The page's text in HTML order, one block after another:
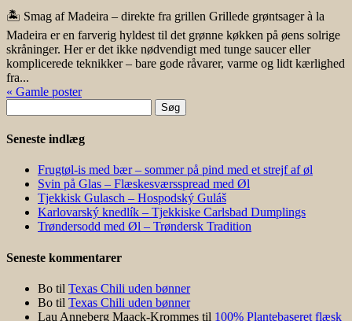
🏝️ Smag af Madeira – direkte fra grillen Grillede grøntsager à la
Madeira er en farverig hyldest til det grønne køkken på øens solrige
skråninger. Her er det ikke nødvendigt med tunge saucer eller
komplicerede teknikker – bare gode råvarer, varme og lidt kærlighed
fra...
« Gamle poster
efter:
Seneste indlæg
Frugtøl-is med bær – sommer på pind med et strejf af øl
Svin på Glas – Flæskesværsspread med Øl
Tjekkisk Gulasch – Hospodský Guláš
Karlovarský knedlík – Tjekkiske Carlsbad Dumplings
Trøndersodd med Øl – Trøndersk Tradition
Seneste kommentarer
Bo til Texas Chili uden bønner
Bo til Texas Chili uden bønner
Lau Anneberg Maack-Krommes til 100% Plantebaseret flæsk